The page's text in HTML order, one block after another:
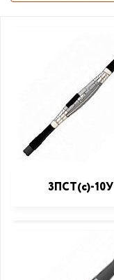
3ПСТ(с)-10У